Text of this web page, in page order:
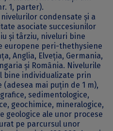
1, parter).
condensate și a
asociate succesiunilor
și târziu, niveluri bine
europene peri-thethysiene
Anglia, Elveţia, Germania,
și Romȃnia. Nivelurile
bine individualizate prin
mai puțin de 1 m),
sedimentologice,
geochimice, mineralogice,
geologice ale unor procese
pe parcursul unor